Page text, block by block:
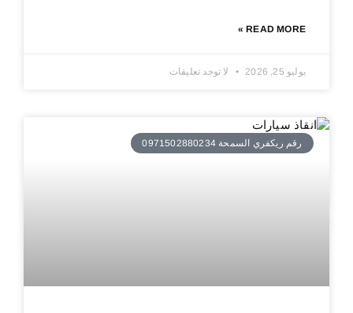
READ MORE »
يوليو 25, 2026 لا توجد تعليقات
رقم ريكفري السمحة 0971502880234